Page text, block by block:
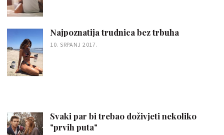
Najpoznatija trudnica bez trbuha
10. SRPANJ 2017.
Svaki par bi trebao doživjeti nekoliko
"prvih puta"